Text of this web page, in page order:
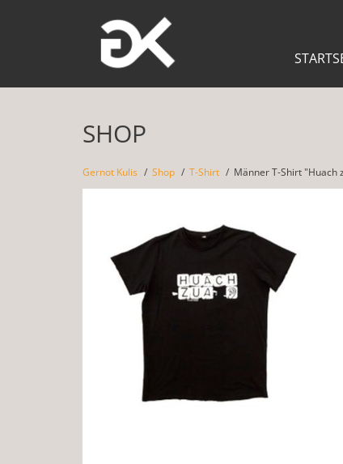
SHOP
Gernot Kulis Shop T-Shirt Männer T-Shirt "Huach